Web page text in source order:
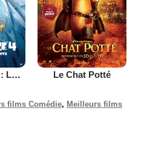
L'Âge de glace : La dérive des continents Le Chat Potté
films Comédie, Meilleurs films